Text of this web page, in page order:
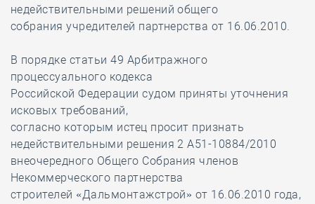
недействительными решений общего
собрания учредителей партнерства от 16.06.2010.
В порядке статьи 49 Арбитражного
процессуального кодекса
Российской Федерации судом приняты уточнения
исковых требований,
согласно которым истец просит признать
недействительными решения 2 А51-10884/2010
внеочередного Общего Собрания членов
Некоммерческого партнерства
строителей «Дальмонтажстрой» от 16.06.2010 года,